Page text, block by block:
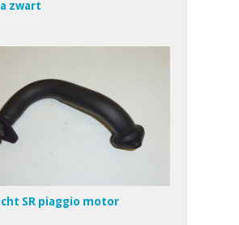
zwart
SR piaggio motor